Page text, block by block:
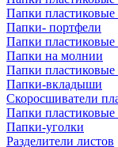
Папки
Папки- портфели
Папки пластиковые
Папки на молнии
Папки
Папки-вкладыши
Скоросшиватели
Папки пластиковые
Папки-уголки
Разделители листов